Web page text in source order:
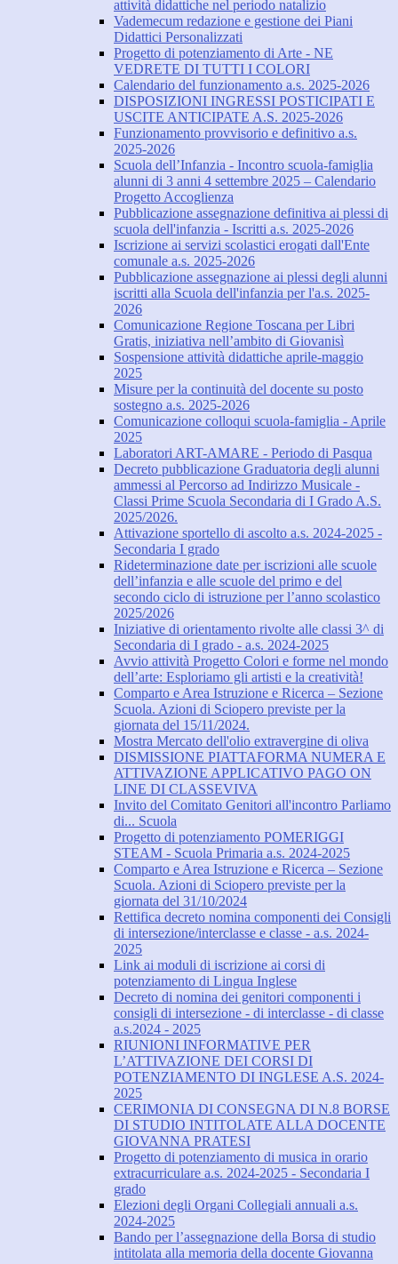
attività didattiche nel periodo natalizio
Vademecum redazione e gestione dei Piani
Didattici Personalizzati
Progetto di potenziamento di Arte - NE
VEDRETE DI TUTTI I COLORI
Calendario del funzionamento a.s. 2025-2026
DISPOSIZIONI INGRESSI POSTICIPATI E
USCITE ANTICIPATE A.S. 2025-2026
Funzionamento provvisorio e definitivo a.s.
2025-2026
Scuola dell’Infanzia - Incontro scuola-famiglia
alunni di 3 anni 4 settembre 2025 – Calendario
Progetto Accoglienza
Pubblicazione assegnazione definitiva ai plessi di
scuola dell'infanzia - Iscritti a.s. 2025-2026
Iscrizione ai servizi scolastici erogati dall'Ente
comunale a.s. 2025-2026
Pubblicazione assegnazione ai plessi degli alunni
iscritti alla Scuola dell'infanzia per l'a.s. 2025-
2026
Comunicazione Regione Toscana per Libri
Gratis, iniziativa nell’ambito di Giovanisì
Sospensione attività didattiche aprile-maggio
2025
Misure per la continuità del docente su posto
sostegno a.s. 2025-2026
Comunicazione colloqui scuola-famiglia - Aprile
2025
Laboratori ART-AMARE - Periodo di Pasqua
Decreto pubblicazione Graduatoria degli alunni
ammessi al Percorso ad Indirizzo Musicale -
Classi Prime Scuola Secondaria di I Grado A.S.
2025/2026.
Attivazione sportello di ascolto a.s. 2024-2025 -
Secondaria I grado
Rideterminazione date per iscrizioni alle scuole
dell’infanzia e alle scuole del primo e del
secondo ciclo di istruzione per l’anno scolastico
2025/2026
Iniziative di orientamento rivolte alle classi 3^ di
Secondaria di I grado - a.s. 2024-2025
Avvio attività Progetto Colori e forme nel mondo
dell’arte: Esploriamo gli artisti e la creatività!
Comparto e Area Istruzione e Ricerca – Sezione
Scuola. Azioni di Sciopero previste per la
giornata del 15/11/2024.
Mostra Mercato dell'olio extravergine di oliva
DISMISSIONE PIATTAFORMA NUMERA E
ATTIVAZIONE APPLICATIVO PAGO ON
LINE DI CLASSEVIVA
Invito del Comitato Genitori all'incontro Parliamo
di... Scuola
Progetto di potenziamento POMERIGGI
STEAM - Scuola Primaria a.s. 2024-2025
Comparto e Area Istruzione e Ricerca – Sezione
Scuola. Azioni di Sciopero previste per la
giornata del 31/10/2024
Rettifica decreto nomina componenti dei Consigli
di intersezione/interclasse e classe - a.s. 2024-
2025
Link ai moduli di iscrizione ai corsi di
potenziamento di Lingua Inglese
Decreto di nomina dei genitori componenti i
consigli di intersezione - di interclasse - di classe
a.s.2024 - 2025
RIUNIONI INFORMATIVE PER
L’ATTIVAZIONE DEI CORSI DI
POTENZIAMENTO DI INGLESE A.S. 2024-
2025
CERIMONIA DI CONSEGNA DI N.8 BORSE
DI STUDIO INTITOLATE ALLA DOCENTE
GIOVANNA PRATESI
Progetto di potenziamento di musica in orario
extracurriculare a.s. 2024-2025 - Secondaria I
grado
Elezioni degli Organi Collegiali annuali a.s.
2024-2025
Bando per l’assegnazione della Borsa di studio
intitolata alla memoria della docente Giovanna